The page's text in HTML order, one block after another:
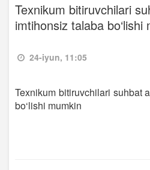
Texnikum bitiruvchilari
imtihonsiz talaba bo‘lishi
24-iyun, 11:05
Texnikum bitiruvchilari suhbat
bo‘lishi mumkin